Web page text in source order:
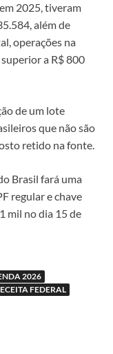
2025, tiveram
além de
operações na
a R$ 800
de um lote
que não são
retido na fonte.
Brasil fará uma
regular e chave
mil no dia 15 de
2026
FEDERAL